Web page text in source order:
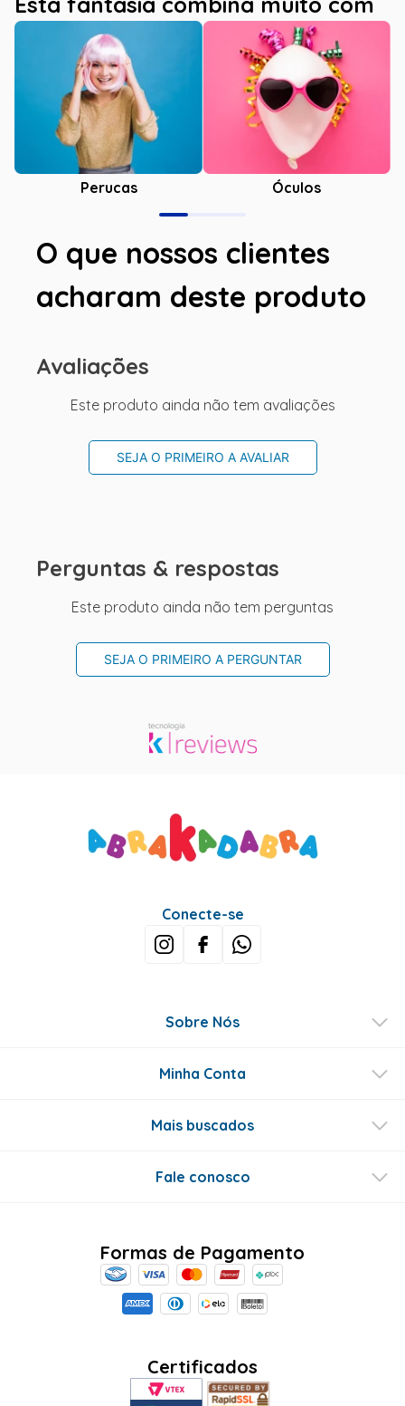
Perucas Óculos
O que nossos clientes
acharam deste produto
Avaliações
Este produto ainda não tem avaliações
SEJA O PRIMEIRO A AVALIAR
Perguntas & respostas
Este produto ainda não tem perguntas
SEJA O PRIMEIRO A PERGUNTAR
Conecte-se
Sobre Nós
Minha Conta
Mais buscados
Fale conosco
Formas de Pagamento
Certificados